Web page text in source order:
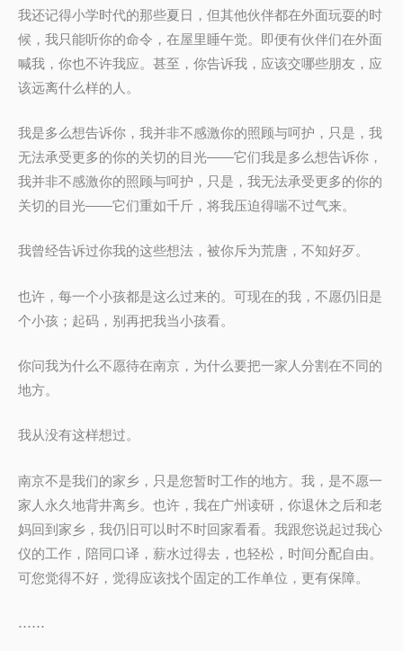
我还记得小学时代的那些夏日，但其他伙伴都在外面玩耍的时
候，我只能听你的命令，在屋里睡午觉。即便有伙伴们在外面
喊我，你也不许我应。甚至，你告诉我，应该交哪些朋友，应
该远离什么样的人。
我是多么想告诉你，我并非不感激你的照顾与呵护，只是，我
无法承受更多的你的关切的目光——它们我是多么想告诉你，
我并非不感激你的照顾与呵护，只是，我无法承受更多的你的
关切的目光——它们重如千斤，将我压迫得喘不过气来。
我曾经告诉过你我的这些想法，被你斥为荒唐，不知好歹。
也许，每一个小孩都是这么过来的。可现在的我，不愿仍旧是
个小孩；起码，别再把我当小孩看。
你问我为什么不愿待在南京，为什么要把一家人分割在不同的
地方。
我从没有这样想过。
南京不是我们的家乡，只是您暂时工作的地方。我，是不愿一
家人永久地背井离乡。也许，我在广州读研，你退休之后和老
妈回到家乡，我仍旧可以时不时回家看看。我跟您说起过我心
仪的工作，陪同口译，薪水过得去，也轻松，时间分配自由。
可您觉得不好，觉得应该找个固定的工作单位，更有保障。
……